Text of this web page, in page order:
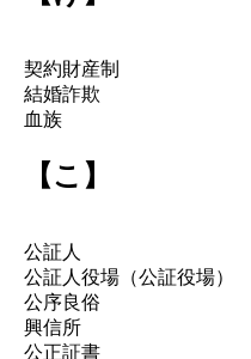
契約財産制
結婚詐欺
血族
【こ】
公証人
公証人役場（公証役場）
公序良俗
興信所
公正証書